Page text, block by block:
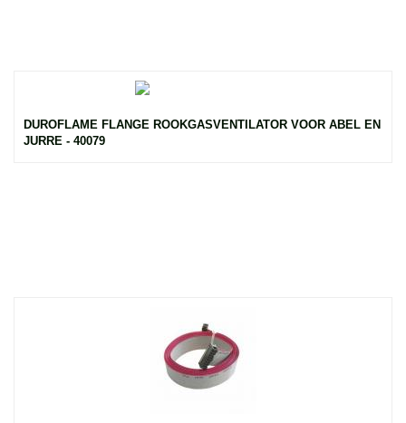
DUROFLAME FLANGE ROOKGASVENTILATOR VOOR ABEL EN
JURRE - 40079